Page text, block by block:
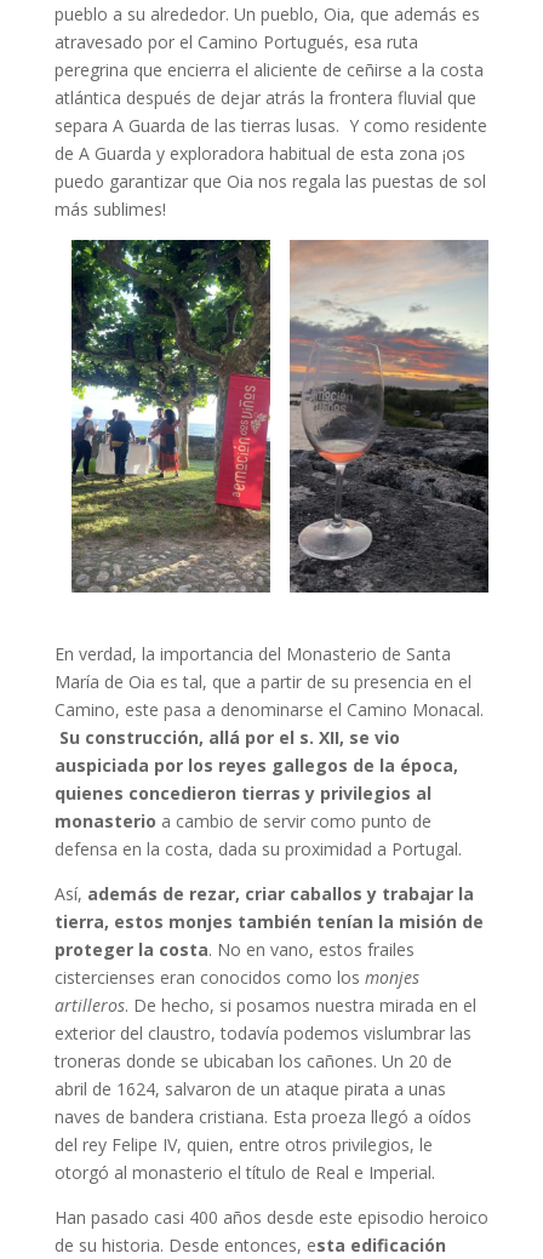
pueblo a su alrededor. Un pueblo, Oia, que además es
atravesado por el Camino Portugués, esa ruta
peregrina que encierra el aliciente de ceñirse a la costa
atlántica después de dejar atrás la frontera fluvial que
separa A Guarda de las tierras lusas. Y como residente
de A Guarda y exploradora habitual de esta zona ¡os
puedo garantizar que Oia nos regala las puestas de sol
más sublimes!
En verdad, la importancia del Monasterio de Santa
María de Oia es tal, que a partir de su presencia en el
Camino, este pasa a denominarse el Camino Monacal.
Su construcción, allá por el s. XII, se vio
auspiciada por los reyes gallegos de la época,
quienes concedieron tierras y privilegios al
monasterio a cambio de servir como punto de
defensa en la costa, dada su proximidad a Portugal.
Así, además de rezar, criar caballos y trabajar la
tierra, estos monjes también tenían la misión de
proteger la costa. No en vano, estos frailes
cistercienses eran conocidos como los monjes
artilleros. De hecho, si posamos nuestra mirada en el
exterior del claustro, todavía podemos vislumbrar las
troneras donde se ubicaban los cañones. Un 20 de
abril de 1624, salvaron de un ataque pirata a unas
naves de bandera cristiana. Esta proeza llegó a oídos
del rey Felipe IV, quien, entre otros privilegios, le
otorgó al monasterio el título de Real e Imperial.
Han pasado casi 400 años desde este episodio heroico
de su historia. Desde entonces, esta edificación